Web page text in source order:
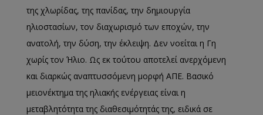
της χλωρίδας, της πανίδας, την δημιουργία
ηλιοστασίων, τον διαχωρισμό των εποχών, την
ανατολή, την δύση, την έκλειψη. Δεν νοείται η Γη
χωρίς τον Ήλιο. Ως εκ τούτου αποτελεί ανερχόμενη
και διαρκώς αναπτυσσόμενη μορφή ΑΠΕ. Βασικό
μειονέκτημα της ηλιακής ενέργειας είναι η
μεταβλητότητα της διαθεσιμότητάς της, ειδικά σε